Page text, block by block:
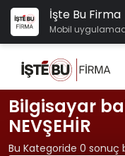
İşte Bu Firma
Mobil
Bilgisayar
NEVŞEHİR
Bu Kategoride 0 sonuç